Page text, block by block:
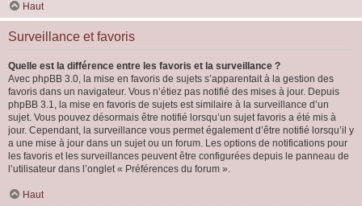
Haut
Surveillance et favoris
Quelle est la différence entre les favoris et la surveillance ?
Avec phpBB 3.0, la mise en favoris de sujets s’apparentait à la gestion des
favoris dans un navigateur. Vous n’étiez pas notifié des mises à jour. Depuis
phpBB 3.1, la mise en favoris de sujets est similaire à la surveillance d’un
sujet. Vous pouvez désormais être notifié lorsqu’un sujet favoris a été mis à
jour. Cependant, la surveillance vous permet également d’être notifié lorsqu’il y
a une mise à jour dans un sujet ou un forum. Les options de notifications pour
les favoris et les surveillances peuvent être configurées depuis le panneau de
l’utilisateur dans l’onglet « Préférences du forum ».
Haut